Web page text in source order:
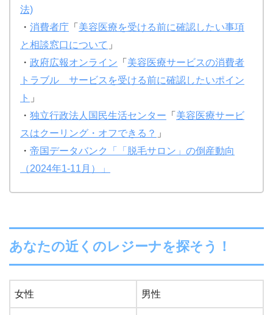
法)
・ 消費者庁 「 美容医療を受ける前に確認したい事項
と相談窓口について 」
・ 政府広報オンライン 「 美容医療サービスの消費者
トラブル サービスを受ける前に確認したいポイン
ト 」
・ 独立行政法人国民生活センター 「 美容医療サービ
スはクーリング・オフできる？ 」
・ 帝国データバンク「「脱毛サロン」の倒産動向
（2024年1-11月）」
あなたの近くのレジーナを探そう！
女性 男性